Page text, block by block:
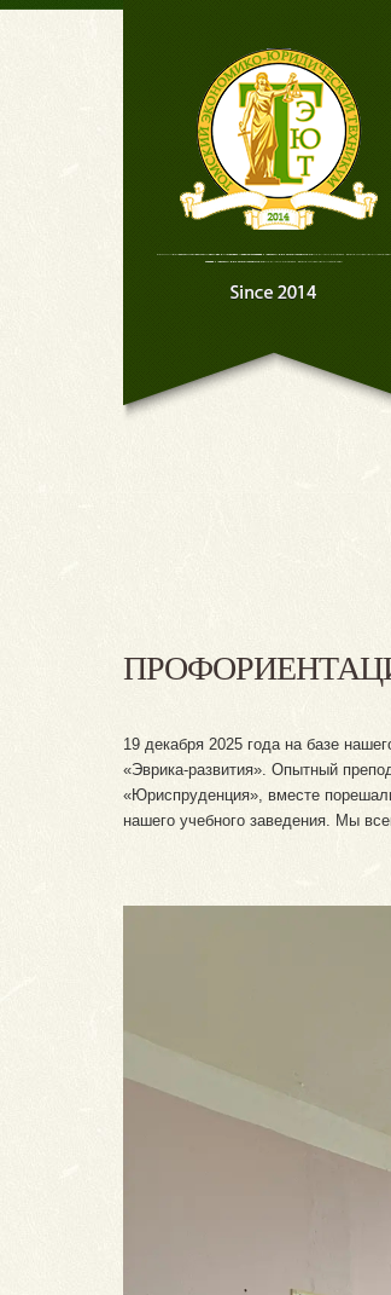
19 декабря 2025 года на базе
«Эврика-развития». Опытный
«Юриспруденция», вместе
нашего учебного заведения. Мы